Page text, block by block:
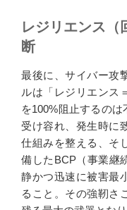
レジリエンス（
断
最後に、サイバー攻
ルは「レジリエンス
を100%阻止するの
受け容れ、発生時に
仕組みを整える、そ
備したBCP（事業継
静かつ迅速に被害最
ること。その強靭さ